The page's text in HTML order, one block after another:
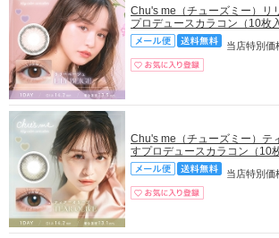
Chu's me（チューズミー）リ
プロデュースカラコン（10枚
当店特別価
Chu's me（チューズミー）テ
すプロデュースカラコン（10
当店特別価